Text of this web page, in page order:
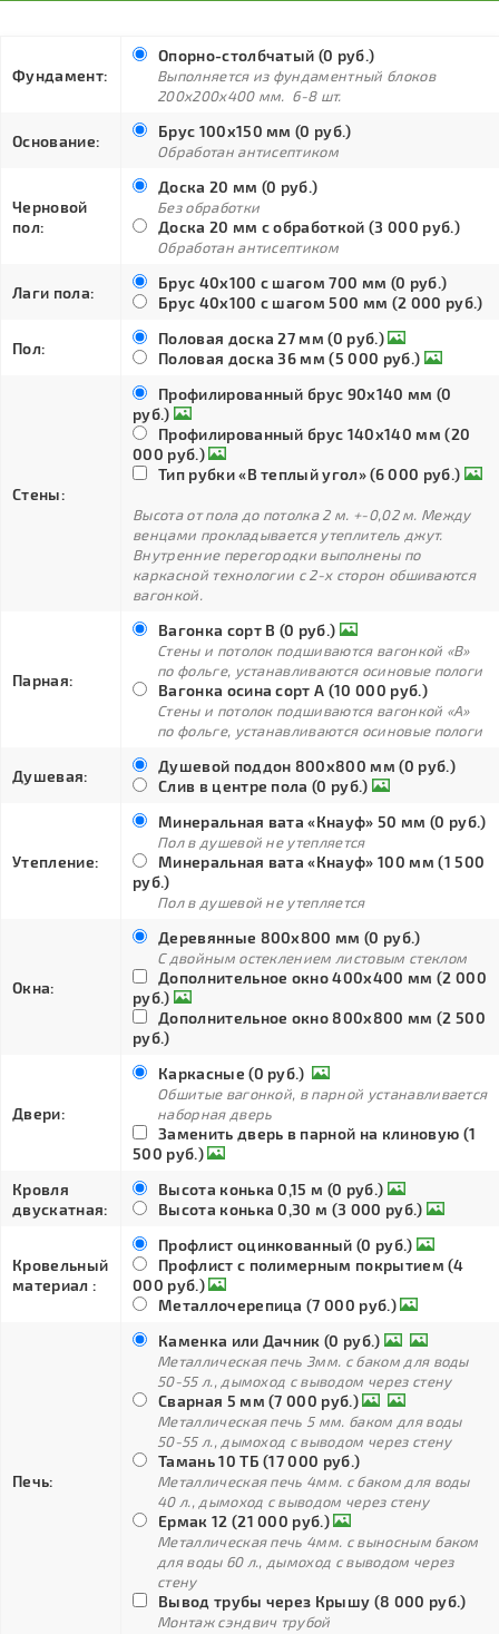
Фундамент:
Опорно-столбчатый (0 руб.)
Выполняется из фундаментный блоков
200х200х400 мм. 6-8 шт.
Основание:
Брус 100х150 мм (0 руб.)
Обработан антисептиком
Черновой
пол:
Доска 20 мм (0 руб.)
Без обработки
Доска 20 мм с обработкой (3 000 руб.)
Обработан антисептиком
Лаги пола:
Брус 40х100 с шагом 700 мм (0 руб.)
Брус 40х100 с шагом 500 мм (2 000 руб.)
Пол:
Половая доска 27 мм (0 руб.)
Половая доска 36 мм (5 000 руб.)
Стены:
Профилированный брус 90х140 мм (0
руб.)
Профилированный брус 140х140 мм (20
000 руб.)
Тип рубки «В теплый угол» (6 000 руб.)
Высота от пола до потолка 2 м. +-0,02 м. Между
венцами прокладывается утеплитель джут.
Внутренние перегородки выполнены по
каркасной технологии с 2-х сторон обшиваются
вагонкой.
Парная:
Вагонка сорт В (0 руб.)
Стены и потолок подшиваются вагонкой «В»
по фольге, устанавливаются осиновые пологи
Вагонка осина сорт А (10 000 руб.)
Стены и потолок подшиваются вагонкой «А»
по фольге, устанавливаются осиновые пологи
Душевая:
Душевой поддон 800х800 мм (0 руб.)
Слив в центре пола (0 руб.)
Утепление:
Минеральная вата «Кнауф» 50 мм (0 руб.)
Пол в душевой не утепляется
Минеральная вата «Кнауф» 100 мм (1 500
руб.)
Пол в душевой не утепляется
Окна:
Деревянные 800х800 мм (0 руб.)
С двойным остеклением листовым стеклом
Дополнительное окно 400х400 мм (2 000
руб.)
Дополнительное окно 800х800 мм (2 500
руб.)
Двери:
Каркасные (0 руб.)
Обшитые вагонкой, в парной устанавливается
наборная дверь
Заменить дверь в парной на клиновую (1
500 руб.)
Кровля
двускатная:
Высота конька 0,15 м (0 руб.)
Высота конька 0,30 м (3 000 руб.)
Кровельный
материал :
Профлист оцинкованный (0 руб.)
Профлист с полимерным покрытием (4
000 руб.)
Металлочерепица (7 000 руб.)
Печь:
Каменка или Дачник (0 руб.)
Металлическая печь 3мм. с баком для воды
50-55 л., дымоход с выводом через стену
Сварная 5 мм (7 000 руб.)
Металлическая печь 5 мм. баком для воды
50-55 л., дымоход с выводом через стену
Тамань 10 ТБ (17 000 руб.)
Металлическая печь 4мм. с баком для воды
40 л., дымоход с выводом через стену
Ермак 12 (21 000 руб.)
Металлическая печь 4мм. с выносным баком
для воды 60 л., дымоход с выводом через
стену
Вывод трубы через Крышу (8 000 руб.)
Монтаж сэндвич трубой